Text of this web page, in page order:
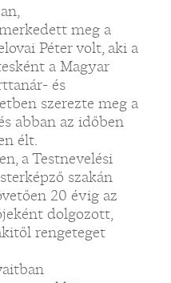
meg a
Péter volt, aki a
a Magyar
és
szerezte meg a
abban az időben
élt.
a Testnevelési
szakán
20 évig az
dolgozott,
rengeteget